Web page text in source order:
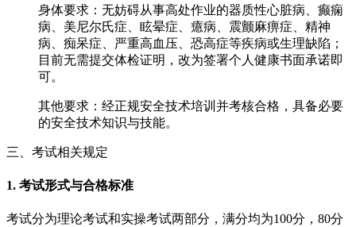
‌身体要求‌：无妨碍从事高处作业的器质性心脏病、癫痫
病、美尼尔氏症、眩晕症、癔病、震颤麻痹症、精神
病、痴呆症、严重高血压、恐高症等疾病或生理缺陷；
目前无需提交体检证明，改为签署‌个人健康书面承诺‌即
可。
‌其他要求‌：经正规安全技术培训并考核合格，具备必要
的安全技术知识与技能。
三、考试相关规定
1. 考试形式与合格标准
考试分为‌理论考试‌和‌实操考试‌两部分，满分均为100分，‌80分